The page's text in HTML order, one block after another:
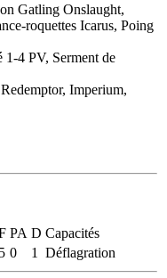
Gatling Onslaught,
roquettes Icarus, Poing
4 PV, Serment de
Imperium,
PA D Capacités
5 0 1 Déflagration